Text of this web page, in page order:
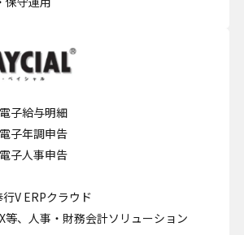
子給与明細
子年調申告
子人事申告
V ERPクラウド
、人事・財務会計ソリューション